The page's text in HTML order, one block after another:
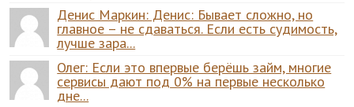
Денис Маркин: Денис: Бывает сложно, но
главное – не сдаваться. Если есть судимость,
лучше зара...
Олег: Если это впервые берёшь займ, многие
сервисы дают под 0% на первые несколько
дне...